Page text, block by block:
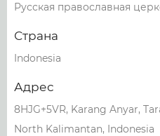
Русская православная
Страна
Indonesia
Адрес
8HJG+5VR, Karang Anyar,
North Kalimantan, Indonesia